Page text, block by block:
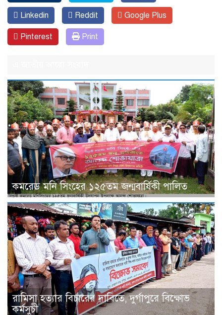
Linkedin Reddit Google Plus
Pinterest Print
কমরেড মনি সিংহের ১২৫তম জন্মবার্ষিকী পালিত
রামিসা হত্যার বিচারের দাবিতে, দুর্গাপুরে বিক্ষোভ
কর্মসুচী